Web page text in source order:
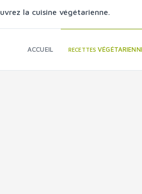
la cuisine végétarienne.
ACCUEIL RECETTES